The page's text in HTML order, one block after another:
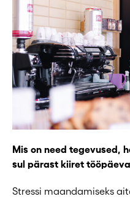
Mis on need tegevused,
sul pärast kiiret
Stressi maandamiseks